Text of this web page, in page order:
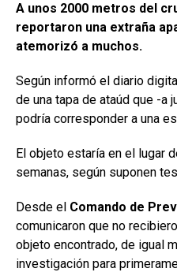
A unos 2000 metros del
reportaron una extraña
atemorizó a muchos.
Según informó el diario
de una tapa de ataúd que -a
podría corresponder a una
El objeto estaría en el lugar
semanas, según suponen
Desde el Comando de
comunicaron que no
objeto encontrado, de igual
investigación para